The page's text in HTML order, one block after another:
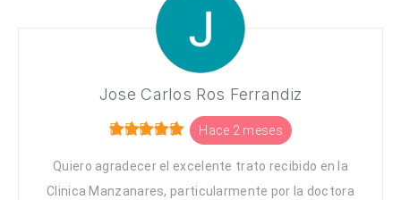
Jose Carlos Ros Ferrandiz
Hace 2 meses
Quiero agradecer el excelente trato recibido en la
Clinica Manzanares, particularmente por la doctora